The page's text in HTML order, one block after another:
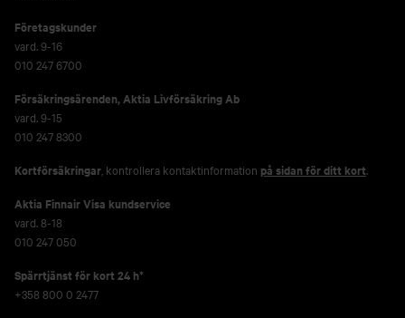
Företagskunder
vard. 9-16
010 247 6700
Försäkringsärenden,Aktia Livförsäkring Ab
vard. 9-15
010 247 8300
Kortförsäkringar , kontrollera kontaktinformation på sidan för ditt kort.
Aktia Finnair Visa kundservice
vard. 8-18
010 247 050
Spärrtjänst för kort 24 h*
+358 800 0 2477